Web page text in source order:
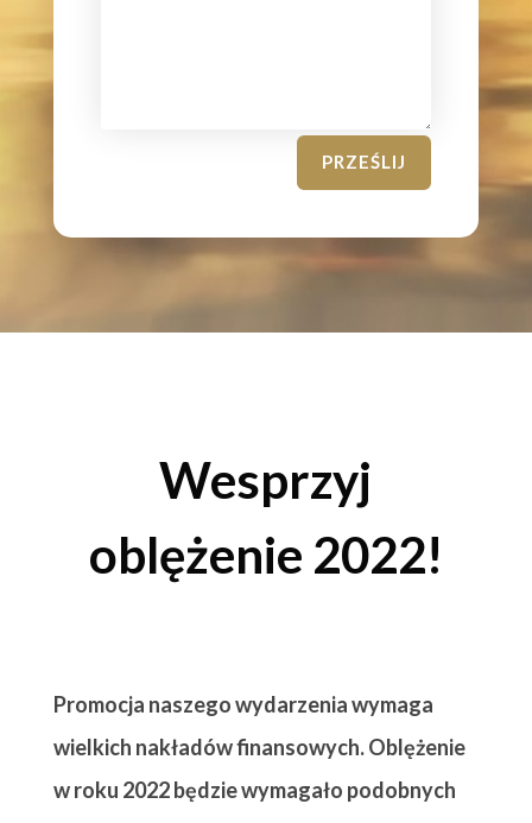
PRZEŚLIJ
Wesprzyj
oblężenie 2022!
Promocja naszego wydarzenia wymaga
wielkich nakładów finansowych. Oblężenie
w roku 2022 będzie wymagało podobnych